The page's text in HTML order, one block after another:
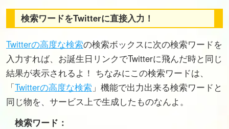
検索ワードをTwitterに直接入力！
Twitterの高度な検索の検索ボックスに次の検索ワードを
入力すれば、お誕生日リンクでTwitterに飛んだ時と同じ
結果が表示されるよ！ ちなみにこの検索ワードは、
「Twitterの高度な検索 」機能で出力出来る検索ワードと
同じ物を、サービス上で生成したものなんよ。
検索ワード：